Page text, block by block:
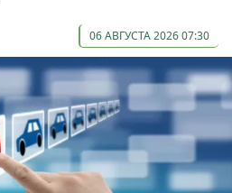
06 АВГУСТА 2026 07:30